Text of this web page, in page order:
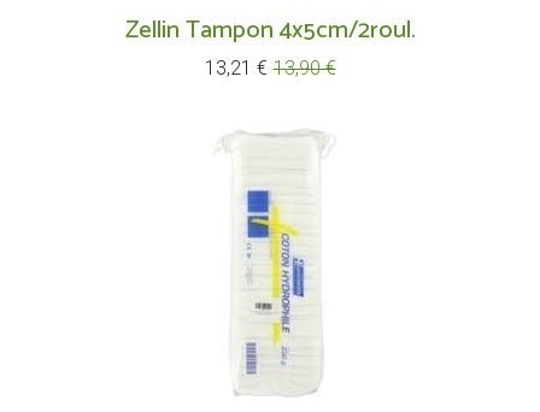
Zellin Tampon 4x5cm/2roul.
Prix
13,21 € Prix
13,90 €